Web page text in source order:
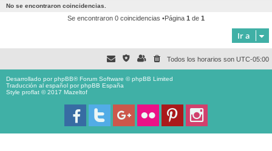
No se encontraron coincidencias.
Se encontraron 0 coincidencias •Página 1 de 1
Ir a
Todos los horarios son UTC-05:00
Desarrollado porphpBB® Forum Software © phpBB Limited
Traducción al español porphpBB España
Style proflat © 2017 Mazeltof